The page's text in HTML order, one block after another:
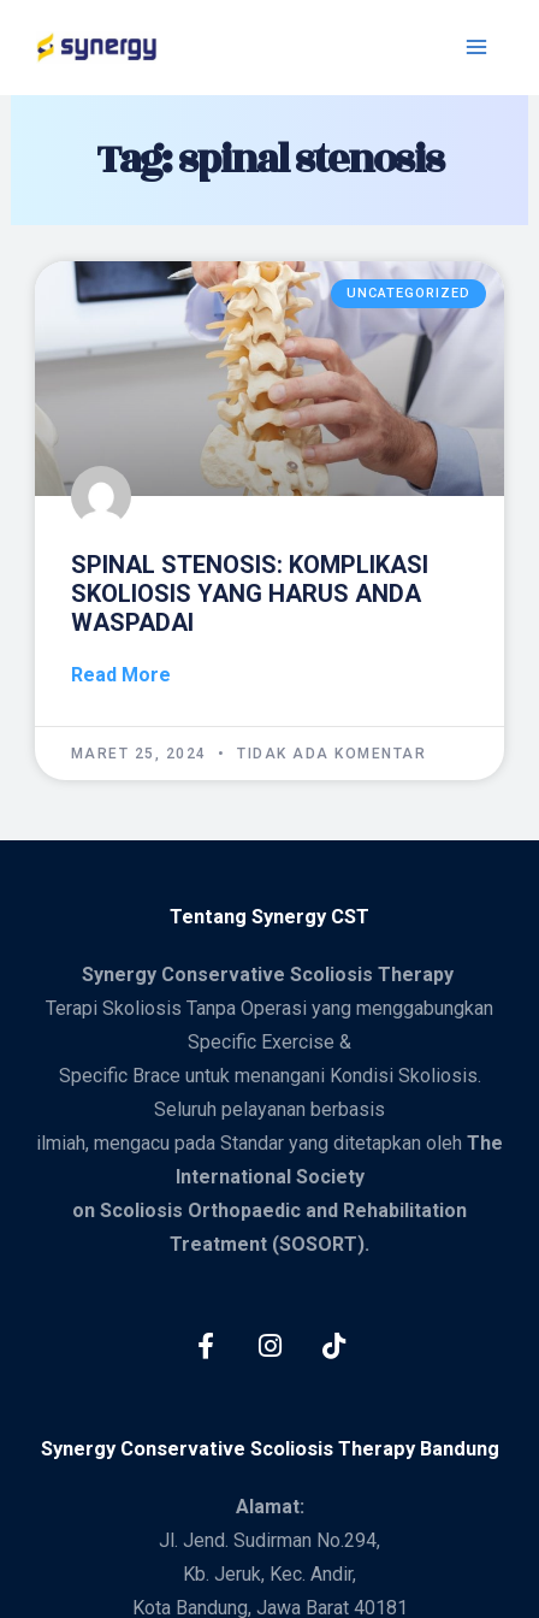
Tag: spinal stenosis
UNCATEGORIZED
SPINAL STENOSIS: KOMPLIKASI
SKOLIOSIS YANG HARUS ANDA
WASPADAI
Read More
MARET 25, 2024 TIDAK ADA KOMENTAR
Tentang Synergy CST
Synergy Conservative Scoliosis Therapy
Terapi Skoliosis Tanpa Operasi yang menggabungkan
Specific Exercise &
Specific Brace untuk menangani Kondisi Skoliosis.
Seluruh pelayanan berbasis
ilmiah, mengacu pada Standar yang ditetapkan oleh The
International Society
on Scoliosis Orthopaedic and Rehabilitation
Treatment (SOSORT).
Synergy Conservative Scoliosis Therapy Bandung
Alamat:
Jl. Jend. Sudirman No.294,
Kb. Jeruk, Kec. Andir,
Kota Bandung, Jawa Barat 40181